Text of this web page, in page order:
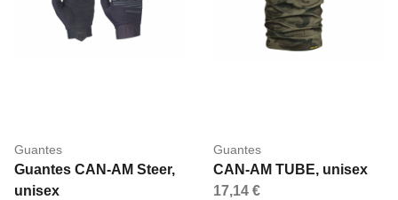
Guantes
Guantes CAN-AM Steer,
unisex
Guantes
CAN-AM TUBE, unisex
17,14 €